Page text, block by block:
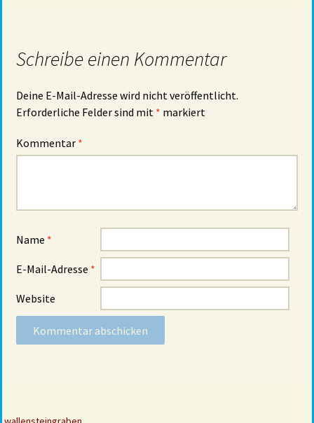
Schreibe einen Kommentar
Deine E-Mail-Adresse wird nicht veröffentlicht.
Erforderliche Felder sind mit * markiert
Kommentar *
Name *
E-Mail-Adresse *
Website